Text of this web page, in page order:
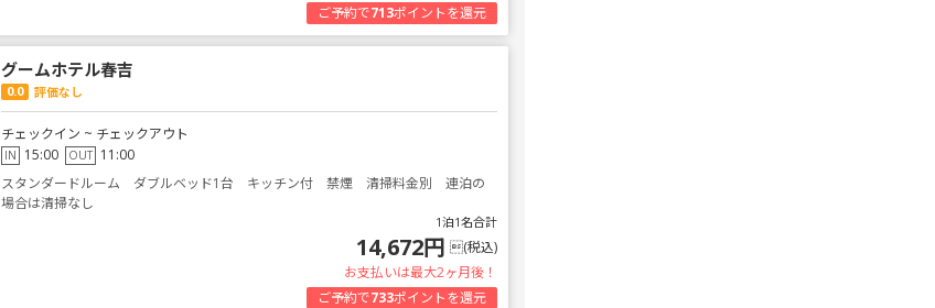
ご予約で713ポイントを還元
グームホテル春吉
0.0 評価なし
チェックイン ~ チェックアウト
IN 15:00 OUT 11:00
スタンダードルーム ダブルベッド1台 キッチン付 禁煙 清掃料金別 連泊の
場合は清掃なし
1泊1名合計
14,672円 (税込)
お支払いは最大2ヶ月後！
ご予約で733ポイントを還元